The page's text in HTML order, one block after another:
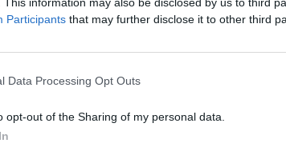
Participants that may further disclose it to other third
Data Processing Opt Outs
opt-out of the Sharing of my personal data.
17:26 Megosztás Elgyengült a BUX A nap
portfolio.hu hírarchívumához tartozik, melynek